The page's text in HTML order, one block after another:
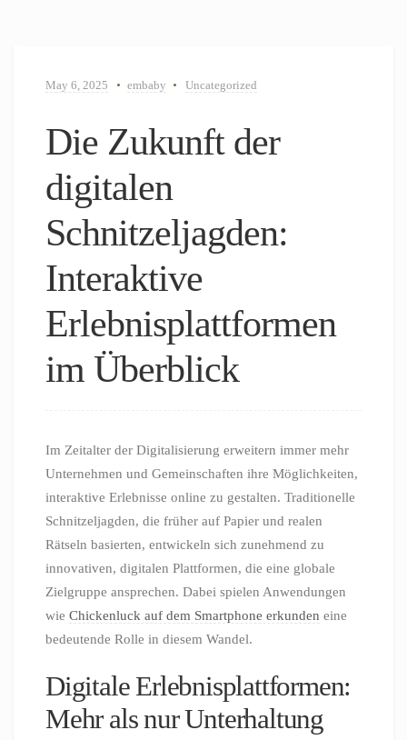
May 6, 2025 embaby Uncategorized
Die Zukunft der
digitalen
Schnitzeljagden:
Interaktive
Erlebnisplattformen
im Überblick
Im Zeitalter der Digitalisierung erweitern immer mehr
Unternehmen und Gemeinschaften ihre Möglichkeiten,
interaktive Erlebnisse online zu gestalten. Traditionelle
Schnitzeljagden, die früher auf Papier und realen
Rätseln basierten, entwickeln sich zunehmend zu
innovativen, digitalen Plattformen, die eine globale
Zielgruppe ansprechen. Dabei spielen Anwendungen
wie Chickenluck auf dem Smartphone erkunden eine
bedeutende Rolle in diesem Wandel.
Digitale Erlebnisplattformen:
Mehr als nur Unterhaltung